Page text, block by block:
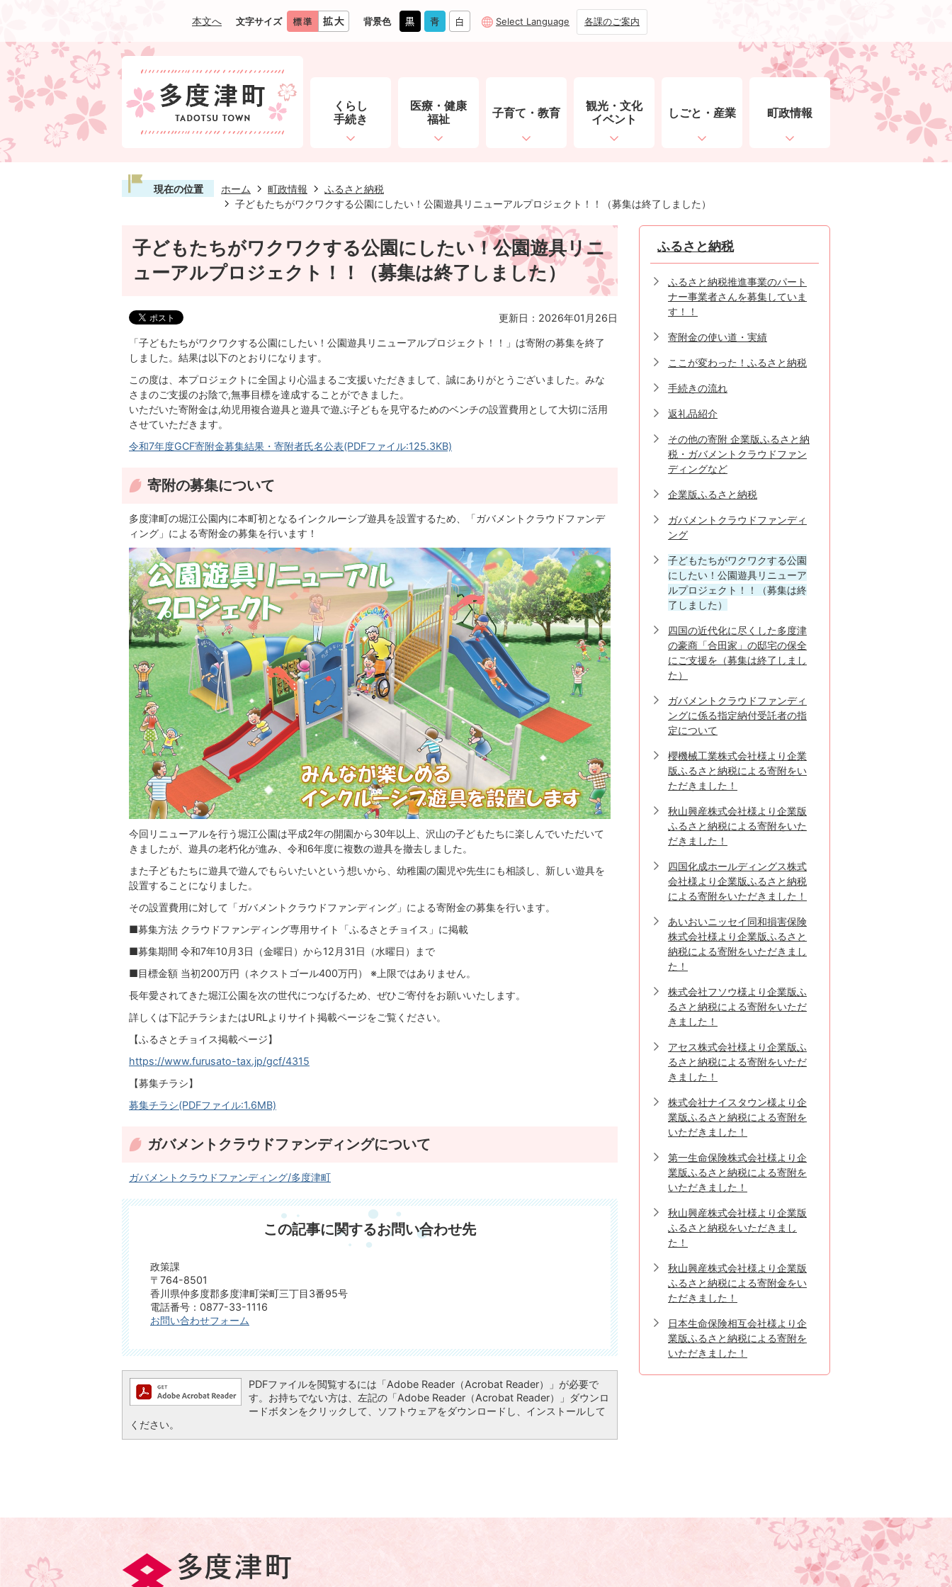
本文へ 文字サイズ 背景色 Select Language 各課のご案内
くらし
手続き
医療・健康
福祉
子育て・教育
観光・文化
イベント
しごと・産業 町政情報
現在の位置 ホーム 町政情報
ふるさと納税
子どもたちがワクワクする公園にしたい！公園遊具リニューアルプロジェクト！！（募集は終了しました）
子どもたちがワクワクする公園にしたい！公園遊具リニ
ューアルプロジェクト！！（募集は終了しました）
更新日：2026年01月26日
「子どもたちがワクワクする公園にしたい！公園遊具リニューアルプロジェクト！！」は寄附の募集を終了
しました。結果は以下のとおりになります。
この度は、本プロジェクトに全国より心温まるご支援いただきまして、誠にありがとうございました。みな
さまのご支援のお陰で,無事目標を達成することができました。
いただいた寄附金は,幼児用複合遊具と遊具で遊ぶ子どもを見守るためのベンチの設置費用として大切に活用
させていただきます。
令和7年度GCF寄附金募集結果・寄附者氏名公表(PDFファイル:125.3KB)
寄附の募集について
多度津町の堀江公園内に本町初となるインクルーシブ遊具を設置するため、「ガバメントクラウドファンデ
ィング」による寄附金の募集を行います！
今回リニューアルを行う堀江公園は平成2年の開園から30年以上、沢山の子どもたちに楽しんでいただいて
きましたが、遊具の老朽化が進み、令和6年度に複数の遊具を撤去しました。
また子どもたちに遊具で遊んでもらいたいという想いから、幼稚園の園児や先生にも相談し、新しい遊具を
設置することになりました。
その設置費用に対して「ガバメントクラウドファンディング」による寄附金の募集を行います。
■募集方法 クラウドファンディング専用サイト「ふるさとチョイス」に掲載
■募集期間 令和7年10月3日（金曜日）から12月31日（水曜日）まで
■目標金額 当初200万円（ネクストゴール400万円） ※上限ではありません。
長年愛されてきた堀江公園を次の世代につなげるため、ぜひご寄付をお願いいたします。
詳しくは下記チラシまたはURLよりサイト掲載ページをご覧ください。
【ふるさとチョイス掲載ページ】
https://www.furusato-tax.jp/gcf/4315
【募集チラシ】
募集チラシ(PDFファイル:1.6MB)
ガバメントクラウドファンディングについて
ガバメントクラウドファンディング/多度津町
この記事に関するお問い合わせ先
政策課
〒764-8501
香川県仲多度郡多度津町栄町三丁目3番95号
電話番号：0877-33-1116
お問い合わせフォーム
PDFファイルを閲覧するには「Adobe Reader（Acrobat Reader）」が必要で
す。お持ちでない方は、左記の「Adobe Reader（Acrobat Reader）」ダウンロ
ードボタンをクリックして、ソフトウェアをダウンロードし、インストールして
ください。
ふるさと納税
ふるさと納税推進事業のパート
ナー事業者さんを募集していま
す！！
寄附金の使い道・実績
ここが変わった！ふるさと納税
手続きの流れ
返礼品紹介
その他の寄附 企業版ふるさと納
税・ガバメントクラウドファン
ディングなど
企業版ふるさと納税
ガバメントクラウドファンディ
ング
子どもたちがワクワクする公園
にしたい！公園遊具リニューア
ルプロジェクト！！（募集は終
了しました）
四国の近代化に尽くした多度津
の豪商「合田家」の邸宅の保全
にご支援を（募集は終了しまし
た）
ガバメントクラウドファンディ
ングに係る指定納付受託者の指
定について
櫻機械工業株式会社様より企業
版ふるさと納税による寄附をい
ただきました！
秋山興産株式会社様より企業版
ふるさと納税による寄附をいた
だきました！
四国化成ホールディングス株式
会社様より企業版ふるさと納税
による寄附をいただきました！
あいおいニッセイ同和損害保険
株式会社様より企業版ふるさと
納税による寄附をいただきまし
た！
株式会社フソウ様より企業版ふ
るさと納税による寄附をいただ
きました！
アセス株式会社様より企業版ふ
るさと納税による寄附をいただ
きました！
株式会社ナイスタウン様より企
業版ふるさと納税による寄附を
いただきました！
第一生命保険株式会社様より企
業版ふるさと納税による寄附を
いただきました！
秋山興産株式会社様より企業版
ふるさと納税をいただきまし
た！
秋山興産株式会社様より企業版
ふるさと納税による寄附金をい
ただきました！
日本生命保険相互会社様より企
業版ふるさと納税による寄附を
いただきました！
多
度